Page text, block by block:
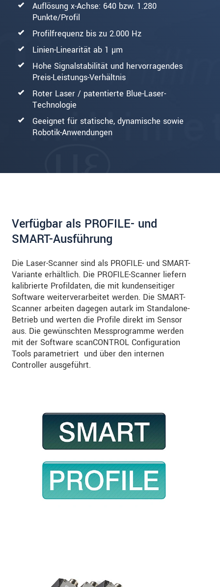
Auflösung x-Achse: 640 bzw. 1.280
Punkte/Profil
Profilfrequenz bis zu 2.000 Hz
Linien-Linearität ab 1 µm
Hohe Signalstabilität und hervorragendes
Preis-Leistungs-Verhältnis
Roter Laser / patentierte Blue-Laser-
Technologie
Geeignet für statische, dynamische sowie
Robotik-Anwendungen
Verfügbar als PROFILE- und
SMART-Ausführung
Die Laser-Scanner sind als PROFILE- und SMART-
Variante erhältlich. Die PROFILE-Scanner liefern
kalibrierte Profildaten, die mit kundenseitiger
Software weiterverarbeitet werden. Die SMART-
Scanner arbeiten dagegen autark im Standalone-
Betrieb und werten die Profile direkt im Sensor
aus. Die gewünschten Messprogramme werden
mit der Software scanCONTROL Configuration
Tools parametriert und über den internen
Controller ausgeführt.